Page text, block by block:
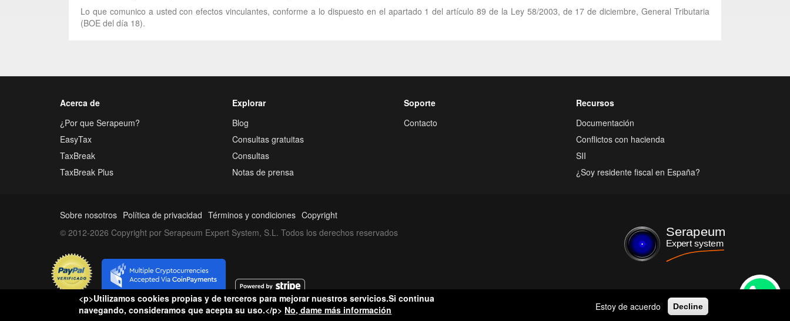
Lo que comunico a usted con efectos vinculantes, conforme a lo dispuesto en el apartado 1 del artículo 89 de la Ley 58/2003, de 17 de diciembre, General Tributaria
(BOE del día 18).
Acerca de
¿Por que Serapeum?
EasyTax
TaxBreak
TaxBreak Plus
Explorar
Blog
Consultas gratuitas
Consultas
Notas de prensa
Soporte
Contacto
Recursos
Documentación
Conflictos con hacienda
SII
¿Soy residente fiscal en España?
Sobre nosotros Política de privacidad Términos y condiciones Copyright
© 2012-2026 Copyright por Serapeum Expert System, S.L. Todos los derechos reservados
Conflictos hacienda
<p>Utilizamos cookies propias y de terceros para mejorar nuestros servicios.Si continua
navegando, consideramos que acepta su uso.</p> No, dame más información Estoy de acuerdo Decline